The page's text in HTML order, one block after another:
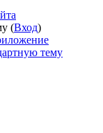
(Вход)
тему